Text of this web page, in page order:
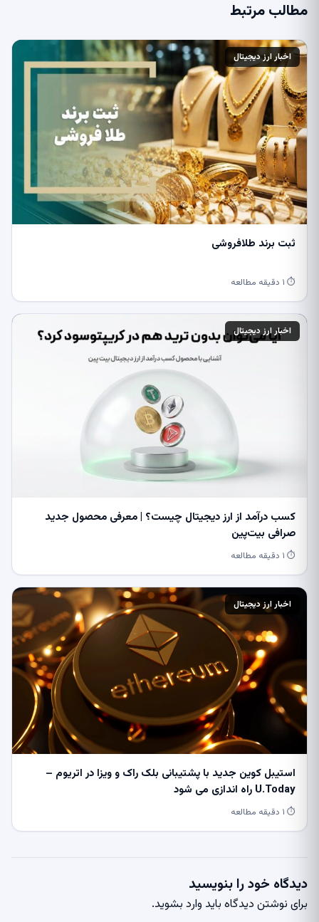
مطالب مرتبط
اخبار ارز دیجیتال
ثبت برند طلافروشی
⏱ ۱ دقیقه مطالعه
اخبار ارز دیجیتال
کسب درآمد از ارز دیجیتال چیست؟ | معرفی محصول جدید
صرافی بیت‌پین
⏱ ۱ دقیقه مطالعه
اخبار ارز دیجیتال
استیبل کوین جدید با پشتیبانی بلک راک و ویزا در اتریوم –
U.Today راه اندازی می شود
⏱ ۱ دقیقه مطالعه
دیدگاه خود را بنویسید
برای نوشتن دیدگاه باید وارد بشوید.